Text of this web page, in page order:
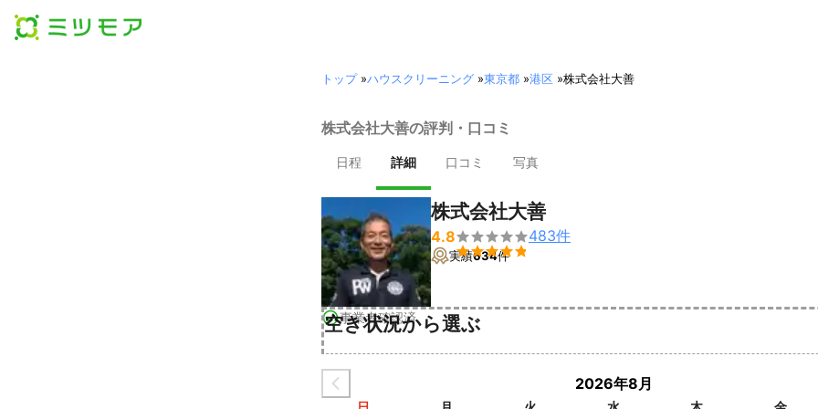
トップ»ハウスクリーニング »東京都 »港区 »株式会社大善
株式会社大善の評判・口コミ
日程 詳細 口コミ 写真
事業者確認済
株式会社大善
4.8

483件
実績634件
空き状況から選ぶ
2026年8月